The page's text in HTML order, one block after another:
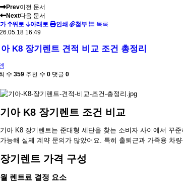
Prev이전 문서
Next다음 문서
가
위로 아래로 인쇄 첨부
목록
16:49
K8 장기렌트 견적 비교 조건 총정리
수 359 추천 수 0 댓글 0
기아 K8 장기렌트 조건 비교
기아 K8 장기렌트는 준대형 세단을 찾는 소비자 사이에서 꾸
가능해 실제 계약 문의가 많았어요. 특히 출퇴근과 가족용 차
장기렌트 가격 구성
월 렌트료 결정 요소